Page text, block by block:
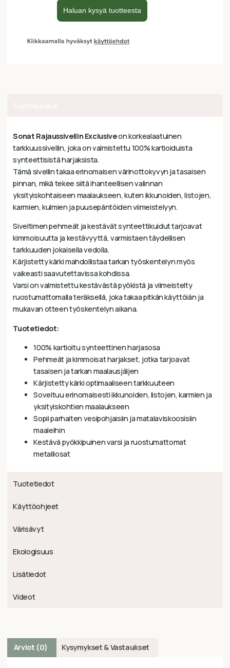
Sonat Rajaussivellin Exclusiveon korkealaatuinen
tarkkuussivellin, joka on valmistettu 100% kartioiduista
synteettisistä harjaksista.
Tämä sivellin takaa erinomaisen värinottokyvyn ja tasaisen
pinnan, mikä tekee siitä ihanteellisen valinnan
yksityiskohtaiseen maalaukseen, kuten ikkunoiden, listojen,
karmien, kulmien ja puusepäntöiden viimeistelyyn.
Siveltimen pehmeät ja kestävät synteettikuidut tarjoavat
kimmoisuutta ja kestävyyttä, varmistaen täydellisen
tarkkuuden jokaisella vedolla.
Kärjistetty kärki mahdollistaa tarkan työskentelyn myös
vaikeasti saavutettavissa kohdissa.
Varsi on valmistettu kestävästä pyökistä ja viimeistelty
ruostumattomalla teräksellä, joka takaa pitkän käyttöiän ja
mukavan otteen työskentelyn aikana.
Tuotetiedot:
100% kartioitu synteettinen harjasosa
Pehmeät ja kimmoisat harjakset, jotka tarjoavat
tasaisen ja tarkan maalausjäljen
Kärjistetty kärki optimaaliseen tarkkuuteen
Soveltuu erinomaisesti ikkunoiden, listojen, karmien ja
yksityiskohtien maalaukseen
Sopii parhaiten vesipohjaisiin ja matalaviskoosisiin
maaleihin
Kestävä pyökkipuinen varsi ja ruostumattomat
metalliosat
Tuotetiedot
Käyttöohjeet
Värisävyt
Ekologisuus
Lisätiedot
Videot
Arviot (0) Kysymykset & Vastaukset